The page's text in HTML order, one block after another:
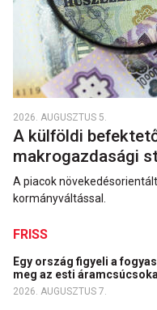
2026. AUGUSZTUS 5.
A külföldi
makrogazdasági
A piacok
kormányváltással.
FRISS
Egy ország figyeli a
meg az esti
2026. AUGUSZTUS 7.